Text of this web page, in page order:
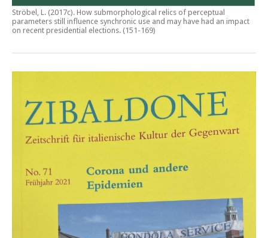
Ströbel, L. (2017c). How submorphological relics of perceptual
parameters still influence synchronic use and may have had an impact
on recent presidential elections. (151-169)